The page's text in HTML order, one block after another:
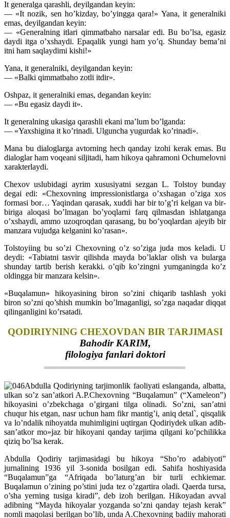
It generalga qarashli, deyilgandan keyin:
— «It nozik, sen ho’kizday, bo’yingga qara!» Yana, it generalniki
emas, deyilgandan keyin:
— «Generalning itlari qimmatbaho narsalar edi. Bu bo’lsa, egasiz
daydi itga o’xshaydi. Epaqalik yungi ham yo’q. Shunday bema’ni
itni ham saqlaydimi kishi!»
Yana, it generalniki, deyilgandan keyin:
— «Balki qimmatbaho zotli itdir».
Oshpaz, it generalniki emas, degandan keyin:
— «Bu egasiz daydi it».
It generalning ukasiga qarashli ekani ma’lum bo’lganda:
— «Yaxshigina it ko’rinadi. Ulguncha yugurdak ko’rinadi».
Mana bu dialoglarga avtorning hech qanday izohi kerak emas. Bu
dialoglar ham voqeani siljitadi, ham hikoya qahramoni Ochumelovni
xarakterlaydi.
Chexov uslubidagi ayrim xususiyatni sezgan L. Tolstoy bunday
degai edi: «Chexovning impressionistlarga o’xshagan o’ziga xos
formasi bor… Yaqindan qarasak, xuddi har bir to’g’ri kelgan va bir-
biriga aloqasi bo’lmagan bo’yoqlarni farq qilmasdan ishlatganga
o’xshaydi, ammo uzoqroqdan qarasang, bu bo’yoqlardan ajeyib bir
manzara vujudga kelganini ko’rasan».
Tolstoyiing bu so’zi Chexovning o’z so’ziga juda mos keladi. U
deydi: «Tabiatni tasvir qilishda mayda bo’laklar olish va bularga
shunday tartib berish kerakki. o’qib ko’zingni yumganingda ko’z
oldingga bir manzara kelsin».
«Buqalamun» hikoyasining biron so’zini chiqarib tashlash yoki
biron so’zni qo’shish mumkin bo’lmaganligi, so’zga naqadar diqqat
qilinganligini ko’rsatadi.
QODIRIYNING CHEXOVDAN BIR TARJIMASI
Bahodir KARIM,
filologiya fanlari doktori
Abdulla Qodiriyning tarjimonlik faoliyati eslanganda, albatta,
ulkan so’z san’atkori A.P.Chexovning “Buqalamun” (“Xameleon”)
hikoyasini o’zbekchaga o’girgani tilga olinadi. So’zni, san’atni
chuqur his etgan, nasr uchun ham fikr mantig’i, aniq detal`, qisqalik
va lo’ndalik nihoyatda muhimligini uqtirgan Qodiriydek ulkan adib-
san’atkor mo»jaz bir hikoya­ni qanday tarjima qilgani ko’pchilikka
qiziq bo’lsa kerak.
Abdulla Qodiriy tarjimasidagi bu hikoya “Sho’ro adabiyoti”
jurnalining 1936 yil 3-sonida bosilgan edi. Sahifa hoshiyasida
“Buqalamun”ga “Afriqada bo’laturg’an bir turli echkiemar.
Buqalamun o’zining po’stini juda tez o’zgartira oladi. Qaerda tursa,
o’sha yerning tusiga kiradi”, deb izoh berilgan. Hikoyadan avval
adibning “Mayda hikoyalar yozganda so’zni qanday tejash kerak”
nomli maqolasi berilgan bo’lib, unda A.Chexovning badiiy mahorati